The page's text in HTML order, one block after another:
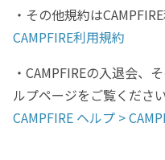
・その他規約は
CAMPFIRE利用規約
・CAMPFIREの入退会、
ルプページをご覧ください
CAMPFIRE ヘルプ >